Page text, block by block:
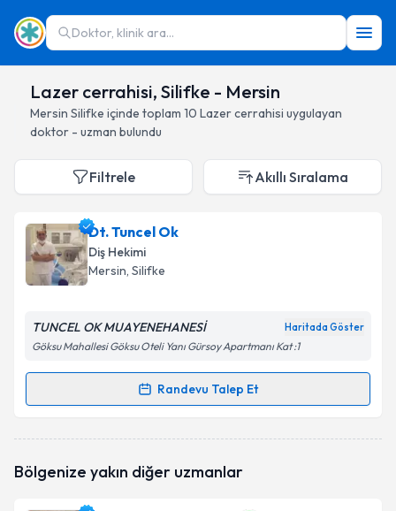
Doktor, klinik ara...
Lazer cerrahisi, Silifke - Mersin
Mersin Silifke içinde toplam 10 Lazer cerrahisi uygulayan
doktor - uzman bulundu
Filtrele Akıllı Sıralama
Dt. Tuncel Ok
Diş Hekimi
Mersin, Silifke
TUNCEL OK MUAYENEHANESİ Haritada Göster
Göksu Mahallesi Göksu Oteli Yanı Gürsoy Apartmanı Kat :1
Randevu Talep Et
Randevu Takvimi Talebi
Size bu uzmandan randevu almanız için bir takvim
Bölgenize yakın diğer uzmanlar